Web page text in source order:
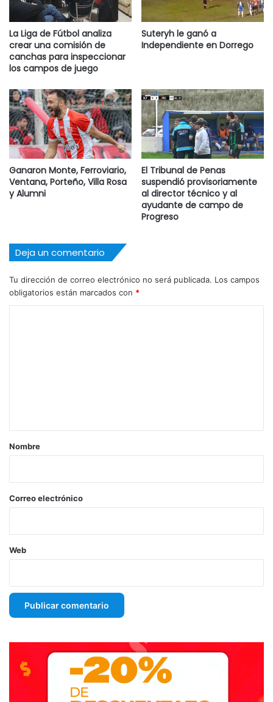
La Liga de Fútbol analiza
crear una comisión de
canchas para inspeccionar
los campos de juego
Suteryh le ganó a
Independiente en Dorrego
Ganaron Monte, Ferroviario,
Ventana, Porteño, Villa Rosa
y Alumni
El Tribunal de Penas
suspendió provisoriamente
al director técnico y al
ayudante de campo de
Progreso
Deja un comentario
Tu dirección de correo electrónico no será publicada. Los campos
obligatorios están marcados con *
r
*
Nombre
Correo electrónico
Web